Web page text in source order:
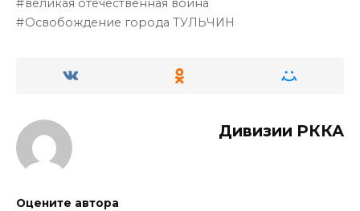
великая отечественная война
Освобождение города ТУЛЬЧИН
Дивизии РККА
Оцените автора